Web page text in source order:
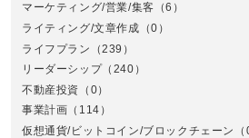
マーケティング/営業/集客 （6）
ライティング/文章作成 （0）
ライフプラン
（239）
リーダーシップ（240）
不動産投資 （0）
事業計画 （114）
仮想通貨/ビットコイン/ブロックチェーン